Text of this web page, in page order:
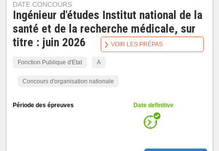
DATE CONCOURS
Ingénieur d'études Institut national de la
santé et de la recherche médicale, sur
titre : juin 2026
Fonction Publique d'Etat A
Concours d'organisation nationale
Période des épreuves Date definitive
VOIR LES PRÉPAS